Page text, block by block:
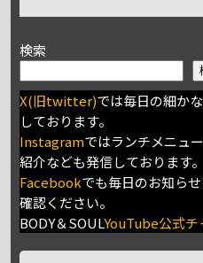
検索
X(旧twitter)では毎日の細か
しております。
Instagramではランチメニュ
紹介なども発信しております。
Facebookでも毎日のお知ら
確認ください。
BODY＆SOULYouTube公式チ